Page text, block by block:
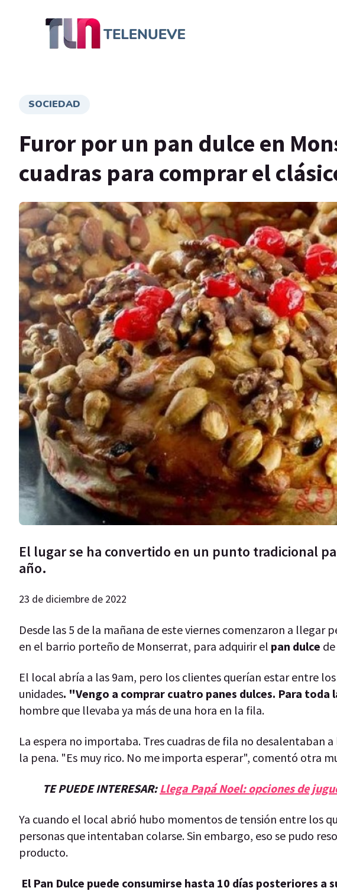
SOCIEDAD
Furor por un pan dulce en
cuadras para comprar el
El lugar se ha convertido en un punto tradicional
año.
23 de diciembre de 2022
Desde las 5 de la mañana de este viernes comenzaron a llegar
en el barrio porteño de Monserrat, para adquirir el pan dulce
El local abría a las 9am, pero los clientes querían estar entre
unidades. "Vengo a comprar cuatro panes dulces. Para
hombre que llevaba ya más de una hora en la fila.
La espera no importaba. Tres cuadras de fila no desalentaban
la pena. "Es muy rico. No me importa esperar", comentó otra
TE PUEDE INTERESAR: Llega Papá Noel: opciones de
Ya cuando el local abrió hubo momentos de tensión entre los
personas que intentaban colarse. Sin embargo, eso se pudo
producto.
El Pan Dulce puede consumirse hasta 10 días posteriores a